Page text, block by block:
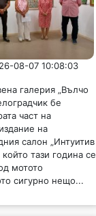
08-07 10:08:03
галерия „Вълчо
бе
част на
на
салон „Интуитив
който тази година се
мотото
сигурно нещо...